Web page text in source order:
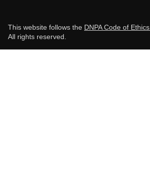
This website follows the DNPA Code of Ethics.
All rights reserved.